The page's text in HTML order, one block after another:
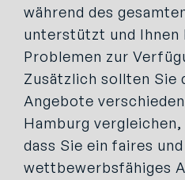
während des
unterstützt und Ihnen
Problemen zur
Zusätzlich sollten Sie
Angebote
Hamburg
dass Sie ein faires und
wettbewerbsfähiges